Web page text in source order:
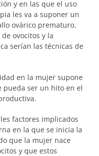
y en las que el uso
les va a suponer un
ovárico prematuro.
ovocitos y la
serían las técnicas de
en la mujer supone
pueda ser un hito en el
factores implicados
en la que se inicia la
que la mujer nace
y que estos